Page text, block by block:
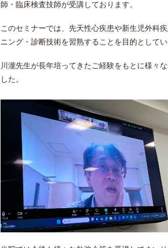
師・臨床検査技師が受講しております。
このセミナーでは、先天性心疾患や新生児外科
ニング・診断技術を習熟することを目的としてい
川瀧先生が長年培ってきたご経験をもとに様々
した。